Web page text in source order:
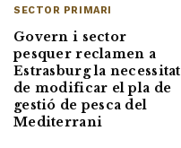
SECTOR PRIMARI
Govern i sector
pesquer reclamen a
Estrasburg la necessitat
de modificar el pla de
gestió de pesca del
Mediterrani